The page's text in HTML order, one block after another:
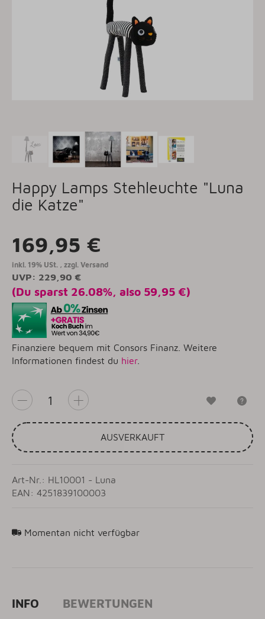
Happy Lamps Stehleuchte "Luna
die Katze"
169,95 €
inkl. 19% USt. , zzgl. Versand
UVP: 229,90 €
(Du sparst 26.08%, also 59,95 €)
Finanziere bequem mit Consors Finanz. Weitere
Informationen findest du hier.
AUSVERKAUFT
Art-Nr.: HL10001 - Luna
EAN: 4251839100003
Momentan nicht verfügbar
INFO BEWERTUNGEN